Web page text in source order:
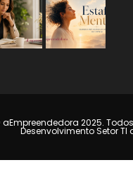
2025.
Desenvolvimento Setor TI